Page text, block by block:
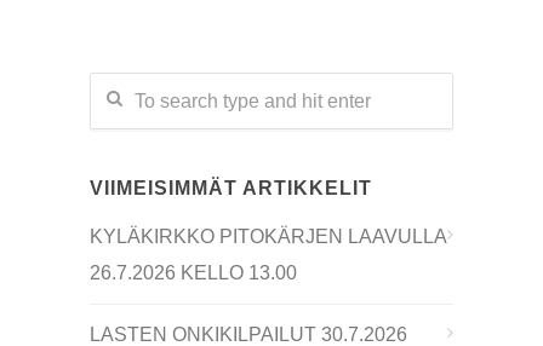
VIIMEISIMMÄT ARTIKKELIT
KYLÄKIRKKO PITOKÄRJEN LAAVULLA
26.7.2026 KELLO 13.00
LASTEN ONKIKILPAILUT 30.7.2026